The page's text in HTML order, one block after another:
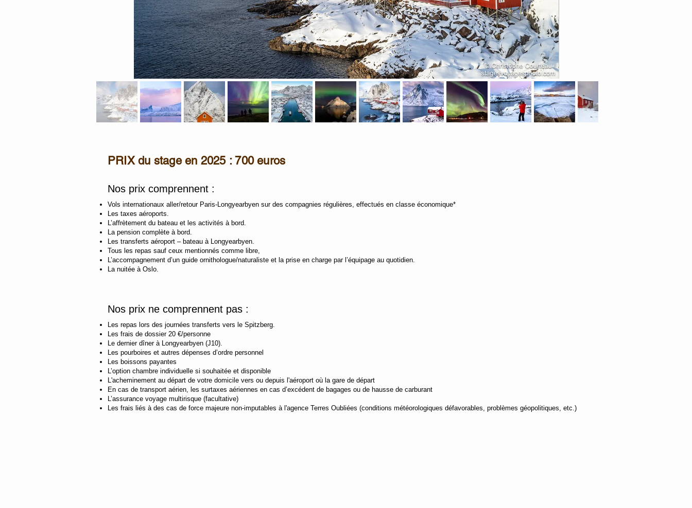
PRIX du stage en 2025 : 700 euros
Nos prix comprennent :
Vols internationaux aller/retour Paris-Longyearbyen sur des compagnies régulières, effectués en classe économique*
Les taxes aéroports.
L’affrètement du bateau et les activités à bord.
La pension complète à bord.
Les transferts aéroport – bateau à Longyearbyen.
Tous les repas sauf ceux mentionnés comme libre,
L’accompagnement d’un guide ornithologue/naturaliste et la prise en charge par l’équipage au quotidien.
La nuitée à Oslo.
Nos prix ne comprennent pas :
Les repas lors des journées transferts vers le Spitzberg.
Les frais de dossier 20 €/personne
Le dernier dîner à Longyearbyen (J10).
Les pourboires et autres dépenses d’ordre personnel
Les boissons payantes
L’option chambre individuelle si souhaitée et disponible
L'acheminement au départ de votre domicile vers ou depuis l'aéroport où la gare de départ
En cas de transport aérien, les surtaxes aériennes en cas d’excédent de bagages ou de hausse de carburant
L’assurance voyage multirisque (facultative)
Les frais liés à des cas de force majeure non-imputables à l'agence Terres Oubliées (conditions météorologiques défavorables, problèmes géopolitiques, etc.)